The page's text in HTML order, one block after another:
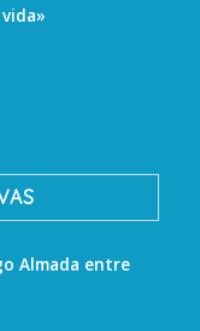
Almada entre